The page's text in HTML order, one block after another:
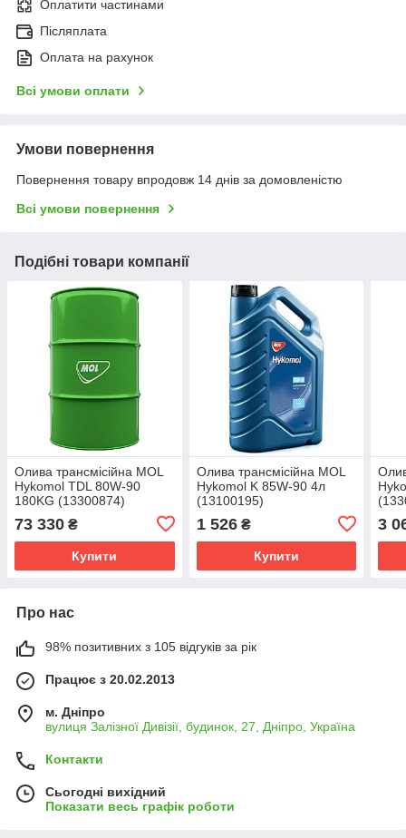
Оплатити частинами
Післяплата
Оплата на рахунок
Всі умови оплати
Умови повернення
Повернення товару впродовж 14 днів за домовленістю
Всі умови повернення
Подібні товари компанії
Олива трансмісійна MOL
Hykomol TDL 80W-90
180KG (13300874)
73 330 ₴
Купити
Олива трансмісійна MOL
Hykomol K 85W-90 4л
(13100195)
1 526₴
Купити
3
Про нас
98% позитивних з 105 відгуків за рік
Працює з 20.02.2013
м. Дніпро
вулиця Залізної Дивізії, будинок, 27, Дніпро, Україна
Контакти
Сьогодні вихідний
Показати весь графік роботи